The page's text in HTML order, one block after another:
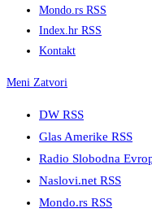
Mondo.rs RSS
Index.hr RSS
Kontakt
Meni Zatvori
DW RSS
Glas Amerike RSS
Radio Slobodna
Naslovi.net RSS
Mondo.rs RSS